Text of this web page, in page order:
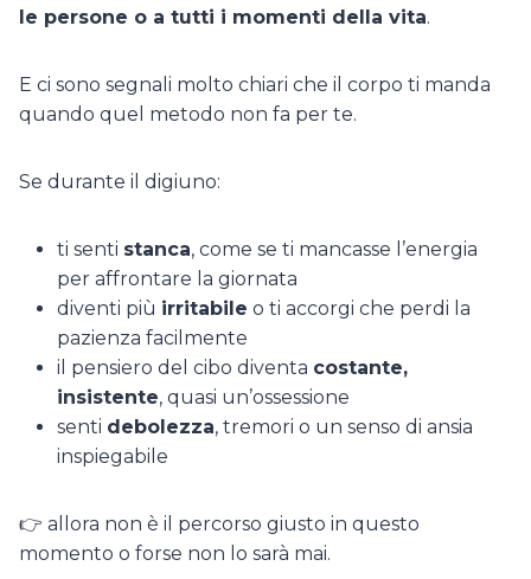
le persone o a tutti i momenti della vita.
E ci sono segnali molto chiari che il corpo ti manda
quando quel metodo non fa per te.
Se durante il digiuno:
ti senti stanca, come se ti mancasse l’energia
per affrontare la giornata
diventi più irritabile o ti accorgi che perdi la
pazienza facilmente
il pensiero del cibo diventa costante,
insistente, quasi un’ossessione
senti debolezza, tremori o un senso di ansia
inspiegabile
👉 allora non è il percorso giusto in questo
momento o forse non lo sarà mai.